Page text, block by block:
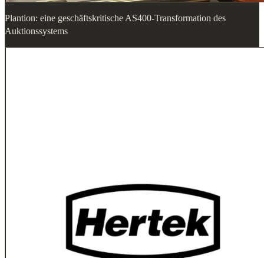
Plantion: eine geschäftskritische AS400-Transformation des
Auktionssystems